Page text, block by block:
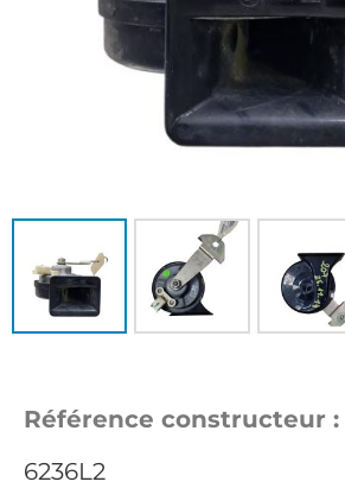
Référence constructeur :
6236L2